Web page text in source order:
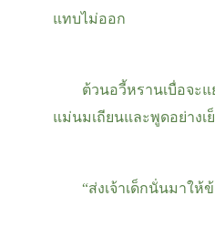
แทบไม่ออก
ต้วนอวี้หรานเบื่อจะ
แม่นมเถียนและพูดอย่างเ
“ส่งเจ้าเด็กนั่นมาให้ข้